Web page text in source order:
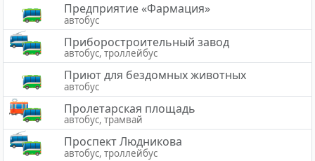
Предприятие «Фармация»
автобус
Приборостроительный завод
автобус, троллейбус
Приют для бездомных животных
автобус
Пролетарская площадь
автобус, трамвай
Проспект Людникова
автобус, троллейбус